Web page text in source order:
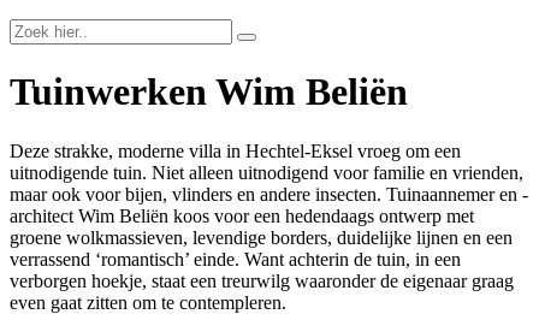
Tuinwerken Wim Beliën
Deze strakke, moderne villa in Hechtel-Eksel vroeg om een
uitnodigende tuin. Niet alleen uitnodigend voor familie en vrienden,
maar ook voor bijen, vlinders en andere insecten. Tuinaannemer en -
architect Wim Beliën koos voor een hedendaags ontwerp met
groene wolkmassieven, levendige borders, duidelijke lijnen en een
verrassend ‘romantisch’ einde. Want achterin de tuin, in een
verborgen hoekje, staat een treurwilg waaronder de eigenaar graag
even gaat zitten om te contempleren.